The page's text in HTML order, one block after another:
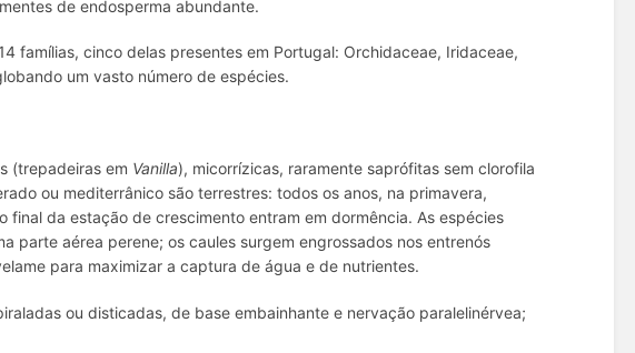
de endosperma abundante.
famílias, cinco delas presentes em Portugal: Orchidaceae, Iridaceae,
um vasto número de espécies.
(trepadeiras em Vanilla), micorrízicas, raramente saprófitas sem clorofila
ou mediterrânico são terrestres: todos os anos, na primavera,
da estação de crescimento entram em dormência. As espécies
parte aérea perene; os caules surgem engrossados nos entrenós
para maximizar a captura de água e de nutrientes.
ou disticadas, de base embainhante e nervação paralelinérvea;